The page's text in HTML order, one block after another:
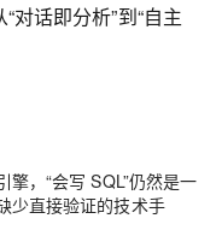
话即分析”到“自主
，“会写 SQL”仍然是一
少直接验证的技术手